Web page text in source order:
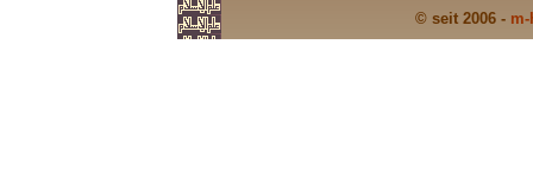
© seit 2006 -